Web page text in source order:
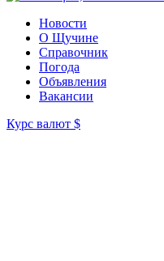
Новости
О Щучине
Справочник
Погода
Объявления
Вакансии
Курс валют $